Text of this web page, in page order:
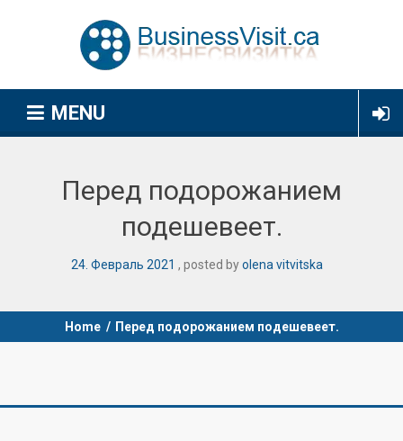
MENU
Перед подорожанием
подешевеет.
24 Февраль 2021 posted byolena vitvitska
Home / Перед подорожанием подешевеет.